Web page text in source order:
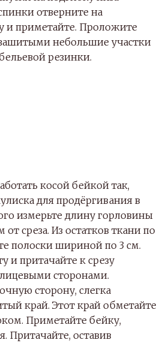
отверните на
и приметайте. Проложите
небольшие участки
резинки.
косой бейкой так,
для продёргивания в
измерьте длину горловины
от среза. Из остатков ткани по
полоски шириной по 3 см.
и притачайте к срезу
сторонами.
сторону, слегка
край. Этот край обметайте
Приметайте бейку,
Притачайте, оставив